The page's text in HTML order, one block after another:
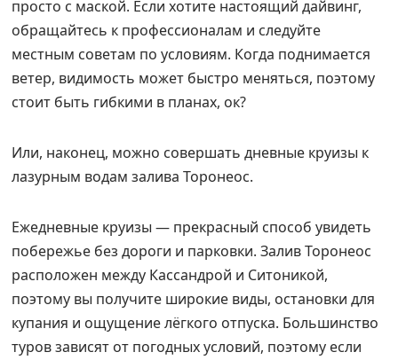
просто с маской. Если хотите настоящий дайвинг,
обращайтесь к профессионалам и следуйте
местным советам по условиям. Когда поднимается
ветер, видимость может быстро меняться, поэтому
стоит быть гибкими в планах, ок?
Или, наконец, можно совершать дневные круизы к
лазурным водам залива Торонеос.
Ежедневные круизы — прекрасный способ увидеть
побережье без дороги и парковки. Залив Торонеос
расположен между Кассандрой и Ситоникой,
поэтому вы получите широкие виды, остановки для
купания и ощущение лёгкого отпуска. Большинство
туров зависят от погодных условий, поэтому если